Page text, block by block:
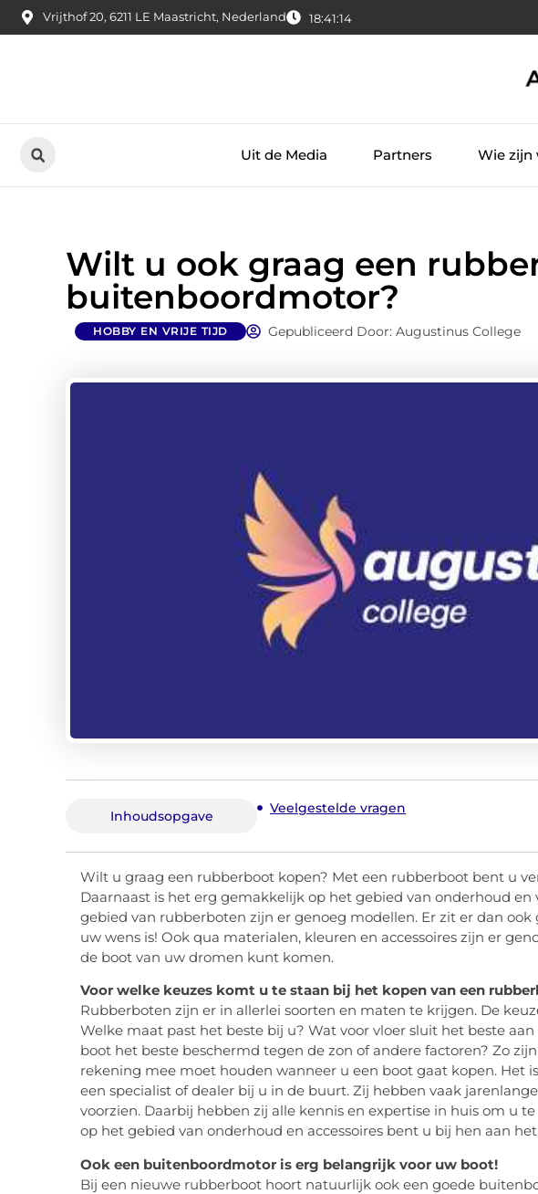
Vrijthof 20, 6211 LE Maastricht, Nederland 18:41:15
Uit de Media Partners Wie zijn
Wilt u ook graag een
buitenboordmotor?
HOBBY EN VRIJE TIJD Gepubliceerd Door: Augustinus College
Inhoudsopgave Veelgestelde vragen
Wilt u graag een rubberboot kopen? Met een rubberboot bent u
Daarnaast is het erg gemakkelijk op het gebied van onderhoud
gebied van rubberboten zijn er genoeg modellen. Er zit er dan
uw wens is! Ook qua materialen, kleuren en accessoires zijn er
de boot van uw dromen kunt komen.
Voor welke keuzes komt u te staan bij het kopen van een
Rubberboten zijn er in allerlei soorten en maten te krijgen. De
Welke maat past het beste bij u? Wat voor vloer sluit het beste
boot het beste beschermd tegen de zon of andere factoren? Zo
rekening mee moet houden wanneer u een boot gaat kopen. Het
een specialist of dealer bij u in de buurt. Zij hebben vaak
voorzien. Daarbij hebben zij alle kennis en expertise in huis om u
op het gebied van onderhoud en accessoires bent u bij hen aan
Ook een buitenboordmotor is erg belangrijk voor uw boot!
Bij een nieuwe rubberboot hoort natuurlijk ook een goede